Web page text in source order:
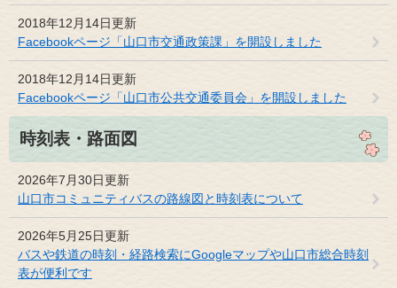
2018年12月14日更新
Facebookページ「山口市交通政策課」を開設しました
2018年12月14日更新
Facebookページ「山口市公共交通委員会」を開設しました
時刻表・路面図
2026年7月30日更新
山口市コミュニティバスの路線図と時刻表について
2026年5月25日更新
バスや鉄道の時刻・経路検索にGoogleマップや山口市総合時刻
表が便利です